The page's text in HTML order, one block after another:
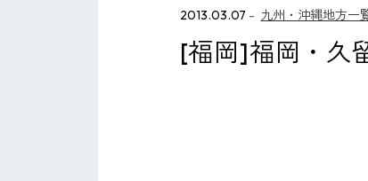
2013.03.07 九州・沖縄地方一
[福岡]福岡・久